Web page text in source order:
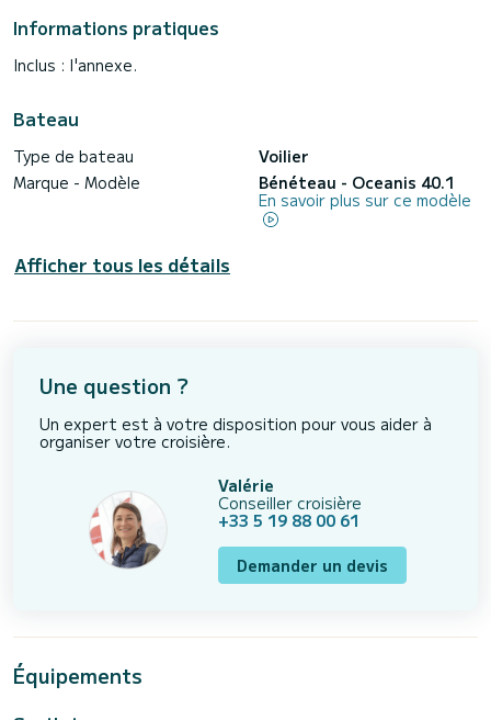
Informations pratiques
Inclus : l'annexe.
Bateau
Type de bateau
Voilier
Marque - Modèle
Bénéteau - Oceanis 40.1
En savoir plus sur ce modèle
Afficher tous les détails
Une question ?
Un expert est à votre disposition pour vous aider à
organiser votre croisière.
Valérie
Conseiller croisière
+33 5 19 88 00 61
Demander un devis
Équipements